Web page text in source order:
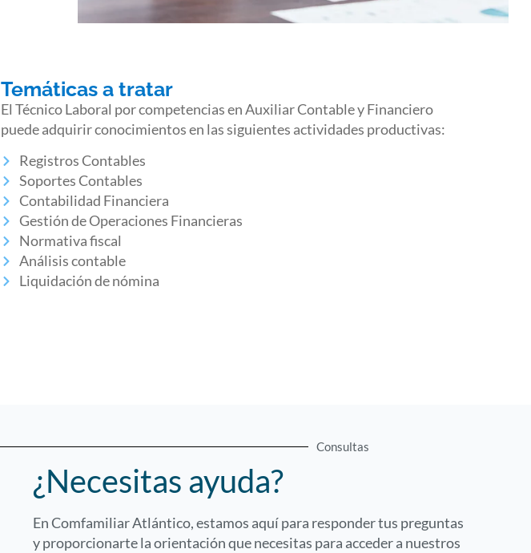
Temáticas a tratar
El Técnico Laboral por competencias en Auxiliar Contable y Financiero
puede adquirir conocimientos en las siguientes actividades productivas:
Registros Contables
Soportes Contables
Contabilidad Financiera
Gestión de Operaciones Financieras
Normativa fiscal
Análisis contable
Liquidación de nómina
Consultas
¿Necesitas ayuda?
En Comfamiliar Atlántico, estamos aquí para responder tus preguntas
y proporcionarte la orientación que necesitas para acceder a nuestros